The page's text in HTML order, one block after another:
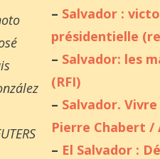
– Salvador :
présidentielle
– Salvador: les
(RFI)
– Salvador.
Pierre Chabert /
– El Salvador :